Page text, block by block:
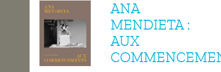
L'ÉCOLE
ENSEIGNEMENT
ANA
MENDIETA :
AUX